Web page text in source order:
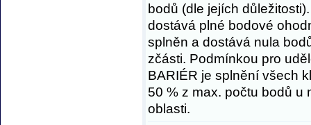
bodů (dle jejích
dostává plné bodové
splněn a dostává nula
zčásti. Podmínkou pro
BARIÉR je splnění všech
50 % z max. počtu bodů
oblasti.